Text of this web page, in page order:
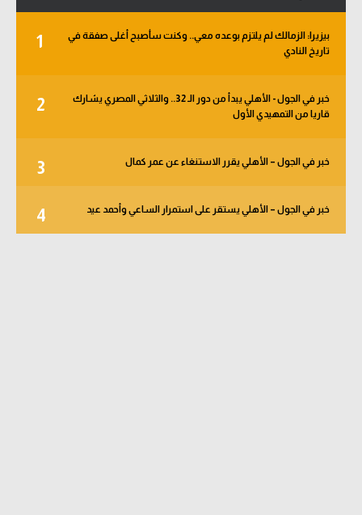
1
بيزيرا: الزمالك لم يلتزم بوعده معي.. وكنت سأصبح أغلى صفقة في
تاريخ النادي
2
خبر في الجول - الأهلي يبدأ من دور الـ 32.. والثلاثي المصري يشارك
قاريا من التمهيدي الأول
3 خبر في الجول – الأهلي يقرر الاستنغاء عن عمر كمال
4 خبر في الجول – الأهلي يستقر على استمرار الساعي وأحمد عيد